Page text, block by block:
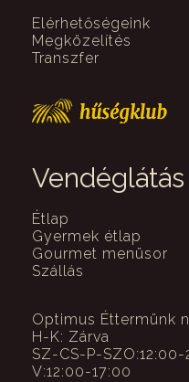
Elérhetőségeink
Megközelítés
Transzfer
Vendéglátás
Étlap
Gyermek étlap
Gourmet menüsor
Szállás
Optimus Éttermünk
H-K: Zárva
SZ-CS-P-SZO:12:00-
V:12:00-17:00